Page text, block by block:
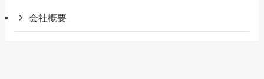
会社概要